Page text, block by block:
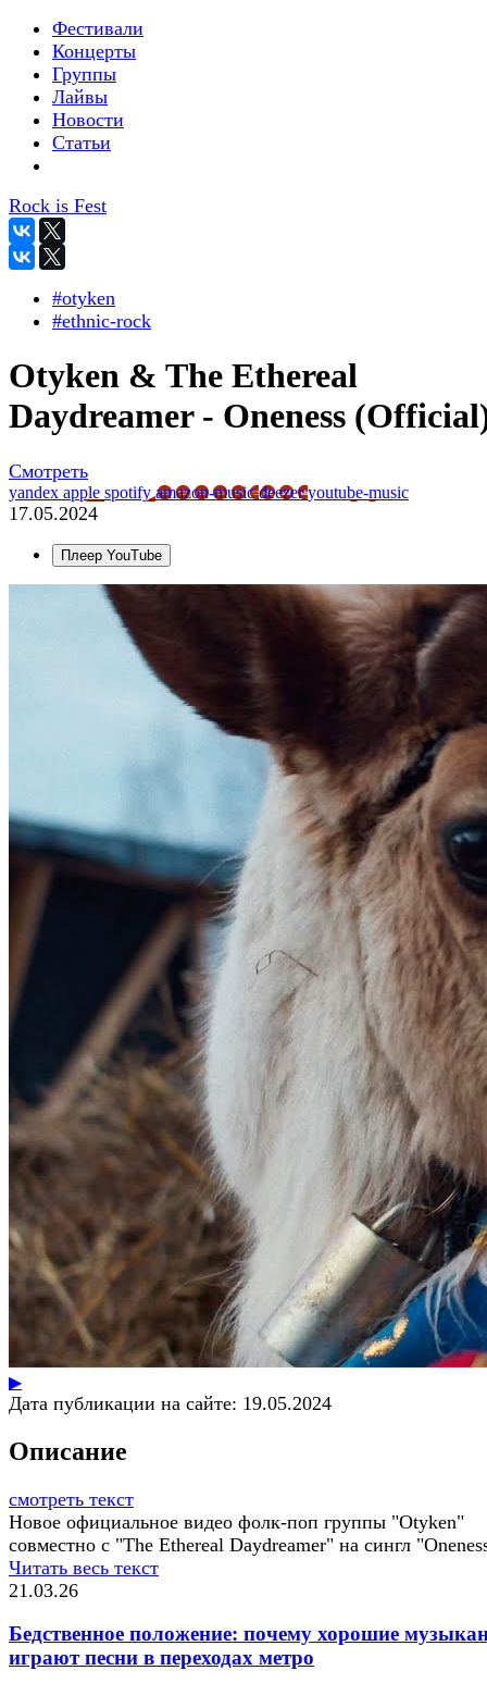
Фестивали
Концерты
Группы
Лайвы
Новости
Статьи
Rock is Fest
#otyken
#ethnic-rock
Otyken & The Ethereal
Daydreamer - Oneness
Смотреть
yandex apple spotifyamazon-musicdeezeryoutube-music
17.05.2024
Плеер YouTube
▶
Дата публикации на сайте: 19.05.2024
Описание
смотреть текст
Новое официальное видео фолк-поп группы "Otyken"
совместно с "The Ethereal Daydreamer" на сингл
Читать весь текст
21.03.26
Бедственное положение: почему хорошие
играют песни в переходах метро